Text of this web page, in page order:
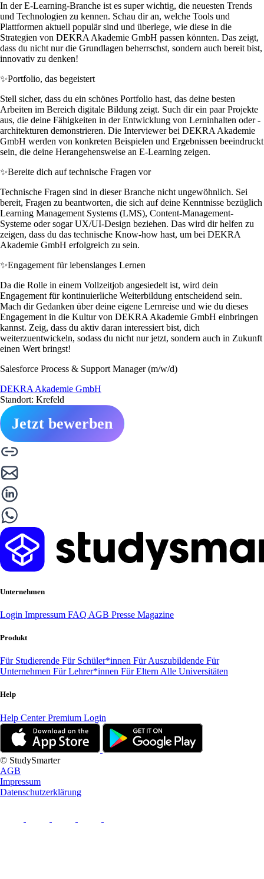
In der E-Learning-Branche ist es super wichtig, die neuesten Trends
und Technologien zu kennen. Schau dir an, welche Tools und
Plattformen aktuell populär sind und überlege, wie diese in die
Strategien von DEKRA Akademie GmbH passen könnten. Das zeigt,
dass du nicht nur die Grundlagen beherrschst, sondern auch bereit bist,
innovativ zu denken!
✨Portfolio, das begeistert
Stell sicher, dass du ein schönes Portfolio hast, das deine besten
Arbeiten im Bereich digitale Bildung zeigt. Such dir ein paar Projekte
aus, die deine Fähigkeiten in der Entwicklung von Lerninhalten oder -
architekturen demonstrieren. Die Interviewer bei DEKRA Akademie
GmbH werden von konkreten Beispielen und Ergebnissen beeindruckt
sein, die deine Herangehensweise an E-Learning zeigen.
✨Bereite dich auf technische Fragen vor
Technische Fragen sind in dieser Branche nicht ungewöhnlich. Sei
bereit, Fragen zu beantworten, die sich auf deine Kenntnisse bezüglich
Learning Management Systems (LMS), Content-Management-
Systeme oder sogar UX/UI-Design beziehen. Das wird dir helfen zu
zeigen, dass du das technische Know-how hast, um bei DEKRA
Akademie GmbH erfolgreich zu sein.
✨Engagement für lebenslanges Lernen
Da die Rolle in einem Vollzeitjob angesiedelt ist, wird dein
Engagement für kontinuierliche Weiterbildung entscheidend sein.
Mach dir Gedanken über deine eigene Lernreise und wie du dieses
Engagement in die Kultur von DEKRA Akademie GmbH einbringen
kannst. Zeig, dass du aktiv daran interessiert bist, dich
weiterzuentwickeln, sodass du nicht nur jetzt, sondern auch in Zukunft
einen Wert bringst!
Salesforce Process & Support Manager (m/w/d)
DEKRA Akademie GmbH
Standort: Krefeld
Jetzt bewerben
Unternehmen
Login Impressum FAQ AGB Presse Magazine
Produkt
Für Studierende Für Schüler*innen Für Auszubildende Für
Unternehmen Für Lehrer*innen Für Eltern Alle Universitäten
Help
Help CenterPremium Login
© StudySmarter
AGB
Impressum
Datenschutzerklärung